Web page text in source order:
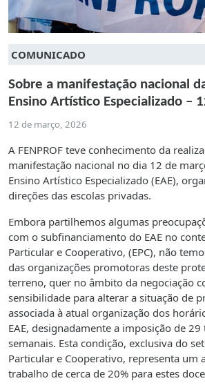
COMUNICADO
Sobre a manifestação nacional
Ensino Artístico Especializado –
12 de março, 2026
A FENPROF teve conhecimento da
manifestação nacional no dia 12 de
Ensino Artístico Especializado (EAE),
direções das escolas privadas.
Embora partilhemos algumas
com o subfinanciamento do EAE no
Particular e Cooperativo, (EPC), não
das organizações promotoras deste
terreno, quer no âmbito da negociação
sensibilidade para alterar a situação de
associada à atual organização dos
EAE, designadamente a imposição de
semanais. Esta condição, exclusiva do
Particular e Cooperativo, representa um
trabalho de cerca de 20% para estes